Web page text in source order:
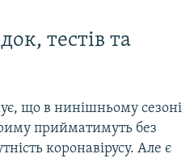
тестів та
що в нинішньому сезоні
прийматимуть без
коронавірусу. Але є